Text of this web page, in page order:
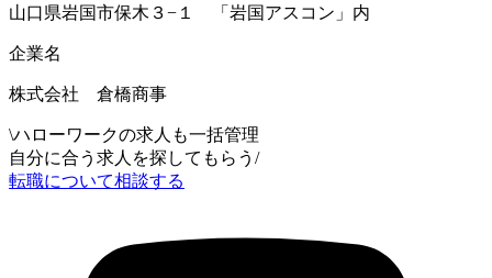
山口県岩国市保木３−１ 「岩国アスコン」内
企業名
株式会社 倉橋商事
\ハローワークの求人も一括管理
自分に合う求人を探してもらう /
転職について相談する